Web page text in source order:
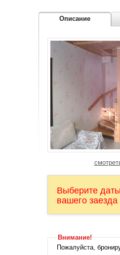
Описание
Выберите даты
вашего заезда
Внимание!
Пожалуйста,